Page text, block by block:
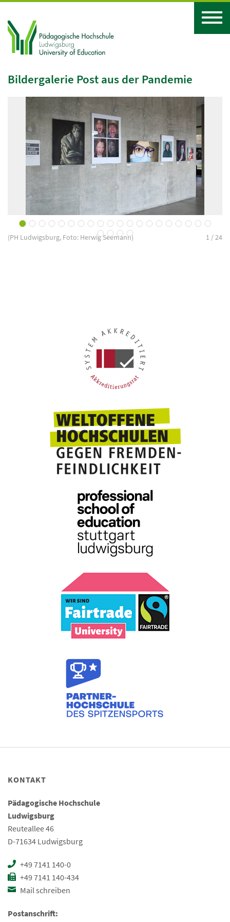
Bildergalerie Post aus der Pandemie
1 / 24
(PH Ludwigsburg, Foto: Herwig Seemann)
KONTAKT
Pädagogische Hochschule
Ludwigsburg
Reuteallee 46
D-71634 Ludwigsburg
+49 7141 140-0
+49 7141 140-434
Mail schreiben
Postanschrift: